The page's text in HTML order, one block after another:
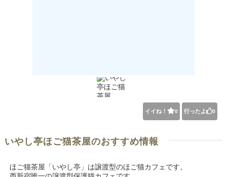
イイね！ 0 行ったよ 0
いやし亭ほご猫茶屋のおすすめ情報
ほご猫茶屋「いやし亭」は譲渡型のほご猫カフェです。